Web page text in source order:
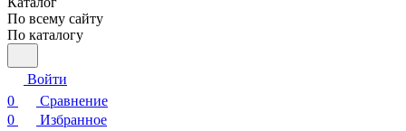
По всему сайту
По каталогу
Войти
0
Сравнение
0
Избранное